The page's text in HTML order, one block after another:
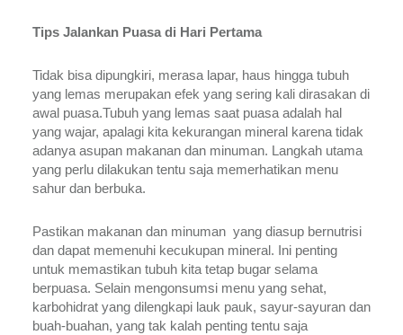
Tips Jalankan Puasa di Hari Pertama
Tidak bisa dipungkiri, merasa lapar, haus hingga tubuh
yang lemas merupakan efek yang sering kali dirasakan di
awal puasa.Tubuh yang lemas saat puasa adalah hal
yang wajar, apalagi kita kekurangan mineral karena tidak
adanya asupan makanan dan minuman. Langkah utama
yang perlu dilakukan tentu saja memerhatikan menu
sahur dan berbuka.
Pastikan makanan dan minuman  yang diasup bernutrisi
dan dapat memenuhi kecukupan mineral. Ini penting
untuk memastikan tubuh kita tetap bugar selama
berpuasa. Selain mengonsumsi menu yang sehat,
karbohidrat yang dilengkapi lauk pauk, sayur-sayuran dan
buah-buahan, yang tak kalah penting tentu saja